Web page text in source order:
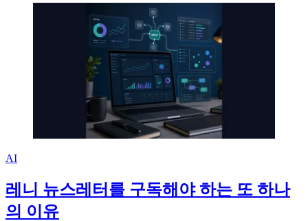
AI
레니 뉴스레터를 구독해야 하는 또 하나
의 이유